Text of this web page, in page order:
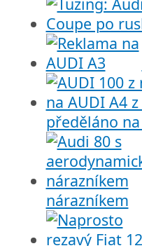
předěláno
nárazníkem